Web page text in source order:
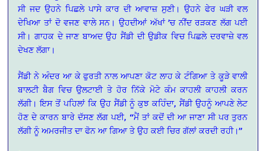
ਸੀ ਜਦ ਉਹਨੇ ਪਿਛਲੇ ਪਾਸੇ ਕਾਰ ਦੀ ਆਵਾਜ਼ ਸੁਣੀ। ਉਹਨੇ ਫੇਰ ਘੜੀ ਵਲ
ਦੇਖਿਆ ਤਾਂ ਦੋ ਵਜਣ ਵਾਲੇ ਸਨ। ਉਹਦੀਆਂ ਅੱਖਾਂ ’ਚ ਨੀਂਦ ਰੜਕਣ ਲੱਗ ਪਈ
ਸੀ। ਗਾਹਕ ਦੇ ਜਾਣ ਬਾਅਦ ਉਹ ਸੈਂਡੀ ਦੀ ਉਡੀਕ ਵਿਚ ਪਿਛਲੇ ਦਰਵਾਜ਼ੇ ਵਲ
ਦੇਖਣ ਲੱਗਾ।
ਸੈਂਡੀ ਨੇ ਅੰਦਰ ਆ ਕੇ ਫੁਰਤੀ ਨਾਲ ਆਪਣਾ ਕੋਟ ਲਾਹ ਕੇ ਟੰਗਿਆ ਤੇ ਕੂੜੇ ਵਾਲੀ
ਬਾਲਟੀ ਬੈਗ ਵਿਚ ਉਲਟਾਈ ਤੇ ਹੋਰ ਨਿੱਕੇ ਮੋਟੇ ਕੰਮ ਕਾਹਲੀ ਕਾਹਲੀ ਕਰਨ
ਲੱਗੀ। ਇਸ ਤੋਂ ਪਹਿਲਾਂ ਕਿ ਉਹ ਸੈਂਡੀ ਨੂੰ ਕੁਝ ਕਹਿੰਦਾ, ਸੈਂਡੀ ਉਹਨੂੰ ਆਪਣੇ ਲੇਟ
ਹੋਣ ਦੇ ਕਾਰਨ ਬਾਰੇ ਦੱਸਣ ਲੱਗ ਪਈ, “ਮੈਂ ਤਾਂ ਕਦੋਂ ਦੀ ਆ ਜਾਣਾ ਸੀ ਪਰ ਤੁਰਨ
ਲੱਗੀ ਨੂੰ ਅਮਰਜੀਤ ਦਾ ਫੋਨ ਆ ਗਿਆ ਤੇ ਉਹ ਕਈ ਚਿਰ ਗੱਲਾਂ ਕਰਦੀ ਰਹੀ।”